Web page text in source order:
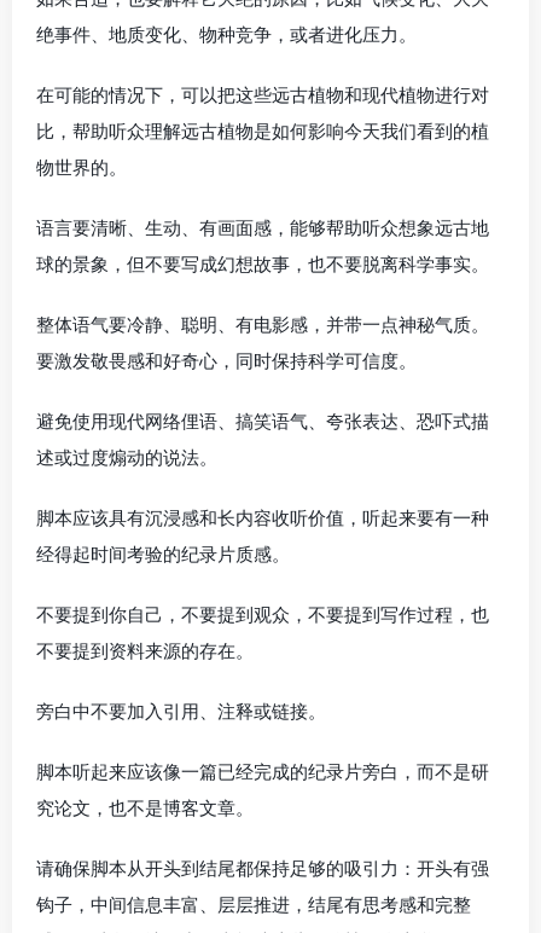
绝事件、地质变化、物种竞争，或者进化压力。
在可能的情况下，可以把这些远古植物和现代植物进行对
比，帮助听众理解远古植物是如何影响今天我们看到的植
物世界的。
语言要清晰、生动、有画面感，能够帮助听众想象远古地
球的景象，但不要写成幻想故事，也不要脱离科学事实。
整体语气要冷静、聪明、有电影感，并带一点神秘气质。
要激发敬畏感和好奇心，同时保持科学可信度。
避免使用现代网络俚语、搞笑语气、夸张表达、恐吓式描
述或过度煽动的说法。
脚本应该具有沉浸感和长内容收听价值，听起来要有一种
经得起时间考验的纪录片质感。
不要提到你自己，不要提到观众，不要提到写作过程，也
不要提到资料来源的存在。
旁白中不要加入引用、注释或链接。
脚本听起来应该像一篇已经完成的纪录片旁白，而不是研
究论文，也不是博客文章。
请确保脚本从开头到结尾都保持足够的吸引力：开头有强
钩子，中间信息丰富、层层推进，结尾有思考感和完整